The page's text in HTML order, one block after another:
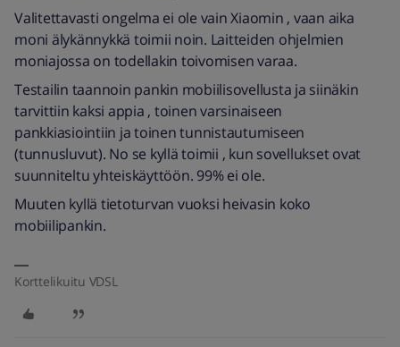
Valitettavasti ongelma ei ole vain Xiaomin , vaan aika
moni älykännykkä toimii noin. Laitteiden ohjelmien
moniajossa on todellakin toivomisen varaa.
Testailin taannoin pankin mobiilisovellusta ja siinäkin
tarvittiin kaksi appia , toinen varsinaiseen
pankkiasiointiin ja toinen tunnistautumiseen
(tunnusluvut). No se kyllä toimii , kun sovellukset ovat
suunniteltu yhteiskäyttöön. 99% ei ole.
Muuten kyllä tietoturvan vuoksi heivasin koko
mobiilipankin.
Korttelikuitu VDSL